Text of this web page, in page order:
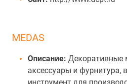
MEDAS
Описание: Декоративные
аксессуары и фурнитура,